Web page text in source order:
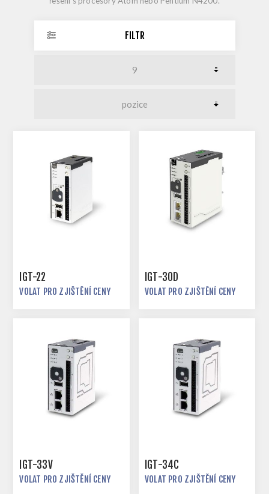
FILTR
IGT-22
VOLAT PRO ZJIŠTĚNÍ CENY
IGT-30D
VOLAT PRO ZJIŠTĚNÍ CENY
IGT-33V
VOLAT PRO ZJIŠTĚNÍ CENY
IGT-34C
VOLAT PRO ZJIŠTĚNÍ CENY